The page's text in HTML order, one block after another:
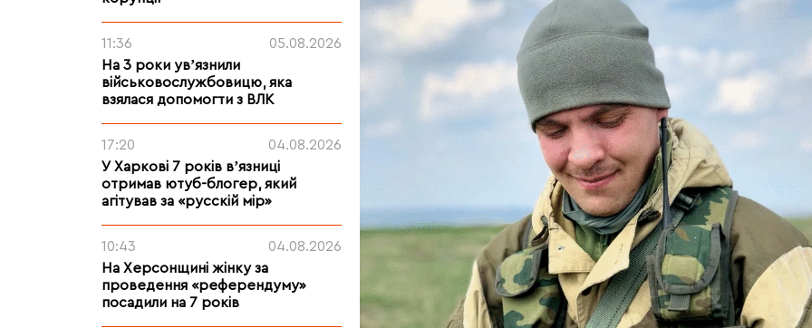
11:36
05.08.2026
На 3 роки увʼязнили
військовослужбовицю, яка
взялася допомогти з ВЛК
17:20
04.08.2026
У Харкові 7 років вʼязниці
отримав ютуб-блогер, який
агітував за «русскій мір»
10:43
04.08.2026
На Херсонщині жінку за
проведення «референдуму»
посадили на 7 років